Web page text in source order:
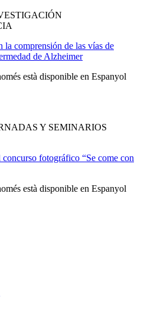
la comprensión de las vías de
de Alzheimer
està disponible en Espanyol
Y SEMINARIOS
fotográfico “Se come con
està disponible en Espanyol